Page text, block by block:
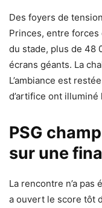
Des foyers de
Princes, entre forces
du stade, plus de 48
écrans géants. La
L’ambiance est
d’artifice ont
PSG
sur une
La rencontre n’a
a ouvert le score tôt